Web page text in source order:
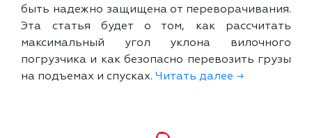
быть надежно защищена от переворачивания.
Эта статья будет о том, как рассчитать
максимальный угол уклона вилочного
погрузчика и как безопасно перевозить грузы
на подъемах и спусках. Читать далее →